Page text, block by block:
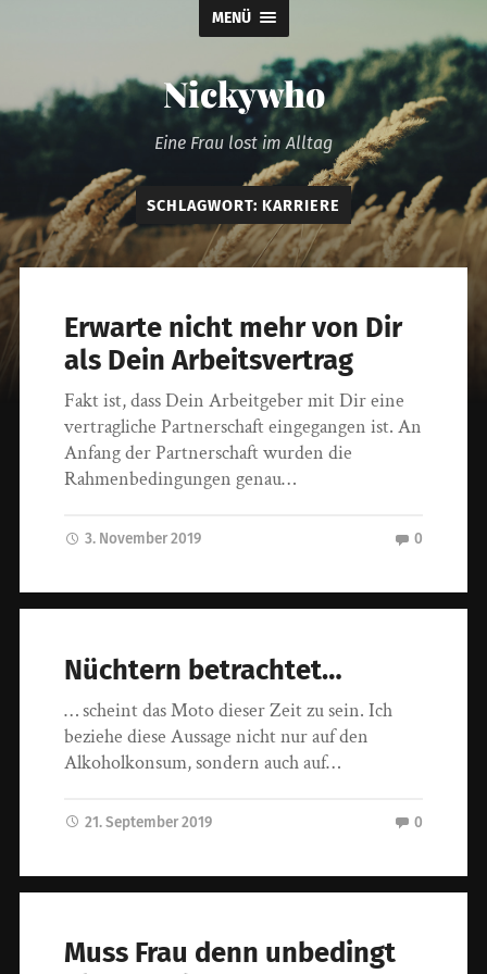
MENÜ
Nickywho
Eine Frau lost im Alltag
SCHLAGWORT: KARRIERE
Erwarte nicht mehr von Dir
als Dein Arbeitsvertrag
Fakt ist, dass Dein Arbeitgeber mit Dir eine
vertragliche Partnerschaft eingegangen ist. An
Anfang der Partnerschaft wurden die
Rahmenbedingungen genau…
3. November 2019 0
Nüchtern betrachtet…
… scheint das Moto dieser Zeit zu sein. Ich
beziehe diese Aussage nicht nur auf den
Alkoholkonsum, sondern auch auf…
21. September 2019 0
Muss Frau denn unbedingt